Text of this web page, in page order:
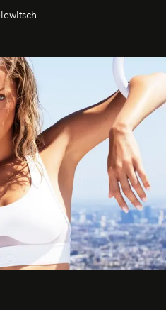
son élégance intemporelle.